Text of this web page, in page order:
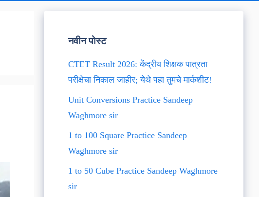
नवीन पोस्ट
CTET Result 2026: केंद्रीय शिक्षक पात्रता
परीक्षेचा निकाल जाहीर; येथे पहा तुमचे मार्कशीट!
Unit Conversions Practice Sandeep
Waghmore sir
1 to 100 Square Practice Sandeep
Waghmore sir
1 to 50 Cube Practice Sandeep Waghmore
sir